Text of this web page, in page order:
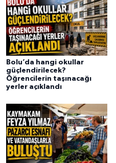
Bolu’da hangi okullar
güçlendirilecek?
Öğrencilerin taşınacağı
yerler açıklandı